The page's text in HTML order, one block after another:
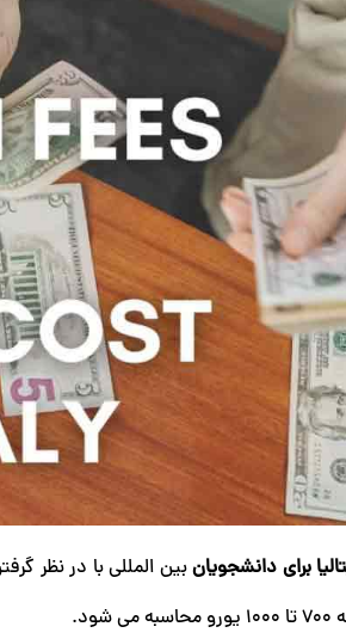
برای دانشجویانبین‌ المللی با در نظر